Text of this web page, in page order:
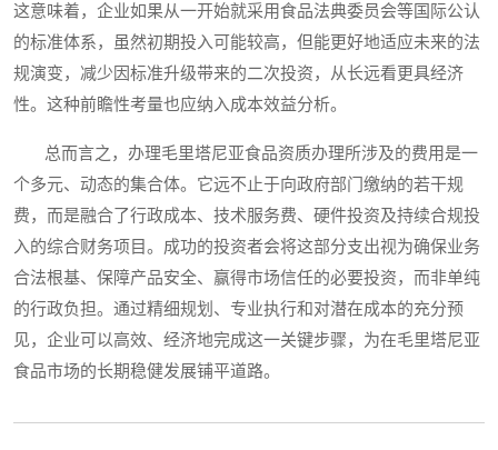
这意味着，企业如果从一开始就采用食品法典委员会等国际公认
的标准体系，虽然初期投入可能较高，但能更好地适应未来的法
规演变，减少因标准升级带来的二次投资，从长远看更具经济
性。这种前瞻性考量也应纳入成本效益分析。
总而言之，办理毛里塔尼亚食品资质办理所涉及的费用是一
个多元、动态的集合体。它远不止于向政府部门缴纳的若干规
费，而是融合了行政成本、技术服务费、硬件投资及持续合规投
入的综合财务项目。成功的投资者会将这部分支出视为确保业务
合法根基、保障产品安全、赢得市场信任的必要投资，而非单纯
的行政负担。通过精细规划、专业执行和对潜在成本的充分预
见，企业可以高效、经济地完成这一关键步骤，为在毛里塔尼亚
食品市场的长期稳健发展铺平道路。